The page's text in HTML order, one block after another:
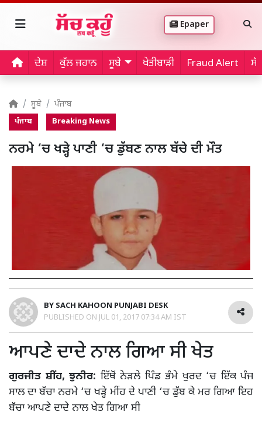
Epaper
ਦੇਸ਼ ਕੁੱਲ ਜਹਾਨ ਸੂਬੇ ਖੇਤੀਬਾੜੀ Fraud Alert
ਸੂਬੇ ਪੰਜਾਬ
ਪੰਜਾਬ Breaking News
ਨਰਮੇ ‘ਚ ਖੜ੍ਹੇ ਪਾਣੀ ‘ਚ ਡੁੱਬਣ ਨਾਲ ਬੱਚੇ ਦੀ ਮੌਤ
BY SACH KAHOON PUNJABI DESK
PUBLISHED ON JUL 01, 2017 07:34 AM IST
ਆਪਣੇ ਦਾਦੇ ਨਾਲ ਗਿਆ ਸੀ ਖੇਤ
ਗੁਰਜੀਤ ਸ਼ੀਂਹ, ਝੁਨੀਰ: ਇੱਥੋਂ ਨੇੜਲੇ ਪਿੰਡ ਭੰਮੇ ਖੁਰਦ ‘ਚ ਇੱਕ ਪੰਜ
ਸਾਲ ਦਾ ਬੱਚਾ ਨਰਮੇ ‘ਚ ਖੜ੍ਹੇ ਮੀਂਹ ਦੇ ਪਾਣੀ ‘ਚ ਡੁੱਬ ਕੇ ਮਰ ਗਿਆ ਇਹ
ਬੱਚਾ ਆਪਣੇ ਦਾਦੇ ਨਾਲ ਖੇਤ ਗਿਆ ਸੀ